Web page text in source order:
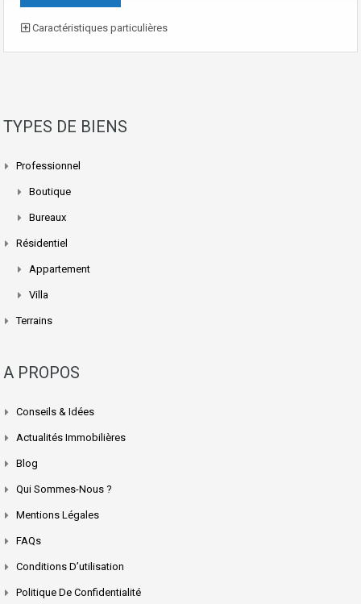
Caractéristiques particulières
TYPES DE BIENS
Professionnel
Boutique
Bureaux
Résidentiel
Appartement
Villa
Terrains
A PROPOS
Conseils & Idées
Actualités Immobilières
Blog
Qui Sommes-Nous ?
Mentions Légales
FAQs
Conditions D’utilisation
Politique De Confidentialité